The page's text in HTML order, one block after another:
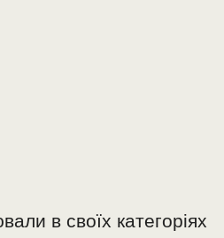
в своїх категоріях